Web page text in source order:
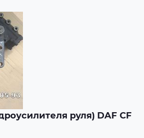
руля) DAF CF